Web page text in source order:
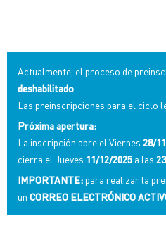
Actualmente, el proceso de
deshabilitado
Las preinscripciones para el ciclo
Próxima apertura:
La inscripción abre el Viernes 28/
cierra el Jueves 11/12/2025 a las
IMPORTANTE:para realizar la
un CORREO ELECTRÓNICO